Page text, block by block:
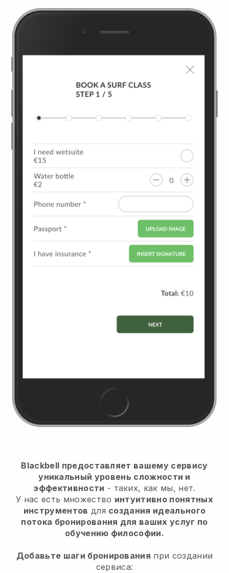
Blackbell предоставляет вашему сервису
уникальный уровень сложности и
эффективности - таких, как мы, нет.
У нас есть множество интуитивно понятных
инструментов для создания идеального
потока бронирования для ваших услуг по
обучению философии.
Добавьте шаги бронирования при создании
сервиса: